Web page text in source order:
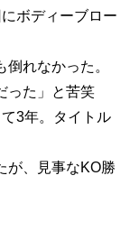
ボディーブロー
れなかった。
った」と苦笑
3年。タイトル
が、見事なKO勝